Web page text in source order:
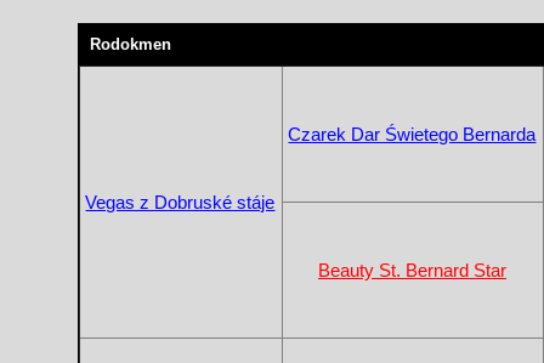
Rodokmen
Vegas z Dobruské stáje
Czarek Dar Świetego Bernarda
Beauty St. Bernard Star